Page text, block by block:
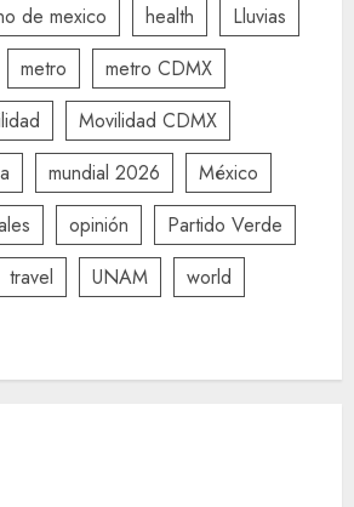
de mexico health
Lluvias
metro
metro CDMX
Movilidad CDMX
mundial 2026
México
opinión
Partido Verde
travel UNAM
world